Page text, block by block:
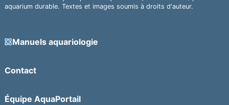
aquarium durable. Textes et images soumis à droits d'auteur.
Manuels aquariologie
Contact
Équipe AquaPortail